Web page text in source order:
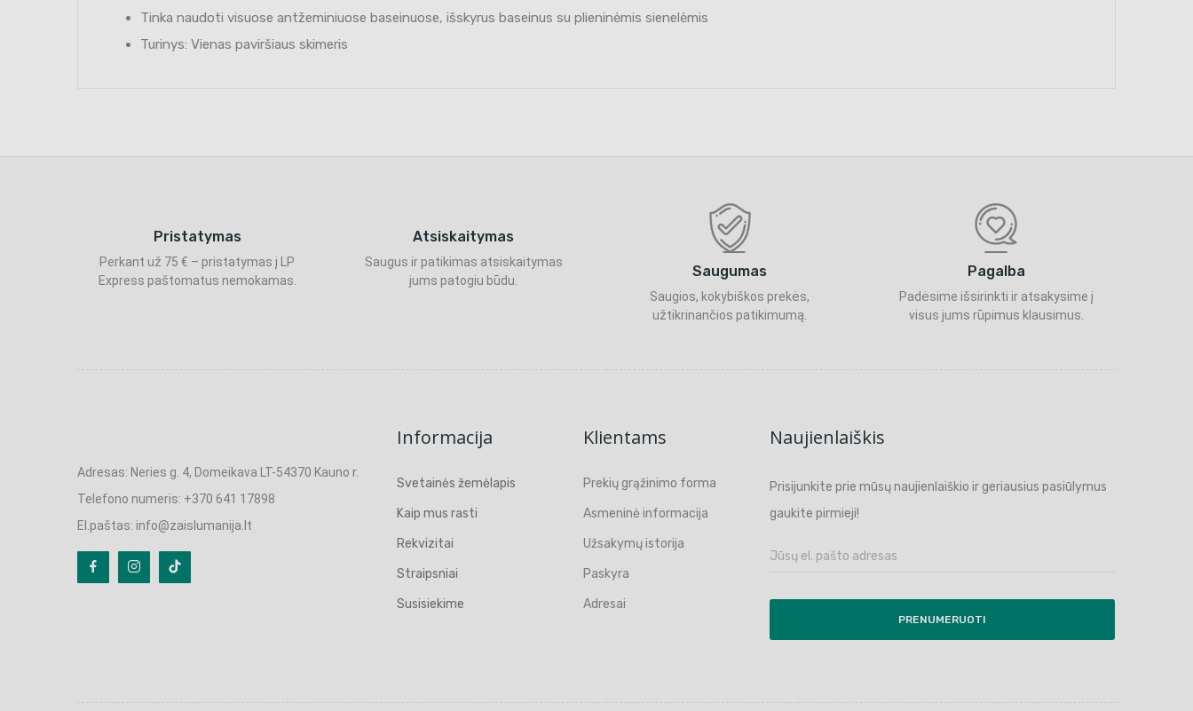
Tinka naudoti visuose antžeminiuose baseinuose, išskyrus baseinus su plieninėmis sienelėmis
Turinys: Vienas paviršiaus skimeris
Pristatymas
Perkant už 75 € – pristatymas į LP
Express paštomatus nemokamas.
Atsiskaitymas
Saugus ir patikimas atsiskaitymas
jums patogiu būdu.
Saugumas
Saugios, kokybiškos prekės,
užtikrinančios patikimumą.
Pagalba
Padėsime išsirinkti ir atsakysime į
visus jums rūpimus klausimus.
Adresas: Neries g. 4, Domeikava LT-54370 Kauno r.
Telefono numeris: +370 641 17898
El.paštas: info@zaislumanija.lt
Informacija
Svetainės žemėlapis
Kaip mus rasti
Rekvizitai
Straipsniai
Susisiekime
Klientams
Prekių grąžinimo forma
Asmeninė informacija
Užsakymų istorija
Paskyra
Adresai
Naujienlaiškis
Prisijunkite prie mūsų naujienlaiškio ir geriausius pasiūlymus
gaukite pirmieji!
PRENUMERUOTI